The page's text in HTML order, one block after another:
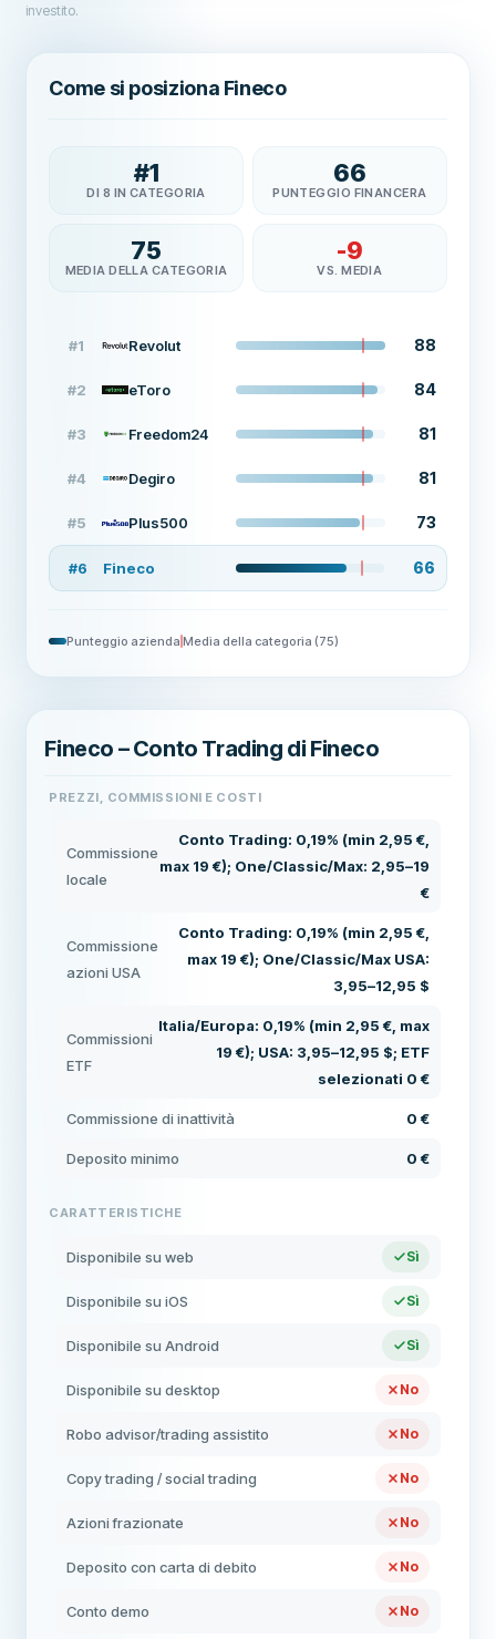
investito.
Come si posiziona Fineco
#1
DI 8 IN CATEGORIA
66
PUNTEGGIO FINANCERA
75
MEDIA DELLA CATEGORIA
-9
VS. MEDIA
#1 Revolut 88
#2 eToro 84
#3 Freedom24 81
#4 Degiro 81
#5 Plus500 73
#6 Fineco 66
Punteggio azienda Media della categoria (75)
Fineco – Conto Trading di Fineco
PREZZI, COMMISSIONI E COSTI
Commissione
locale
Conto Trading: 0,19% (min 2,95 €,
max 19 €); One/Classic/Max: 2,95–19
€
Commissione
azioni USA
Conto Trading: 0,19% (min 2,95 €,
max 19 €); One/Classic/Max USA:
3,95–12,95 $
Commissioni
ETF
Italia/Europa: 0,19% (min 2,95 €, max
19 €); USA: 3,95–12,95 $; ETF
selezionati 0 €
Commissione di inattività 0 €
Deposito minimo 0 €
CARATTERISTICHE
Disponibile su web Sì
Disponibile su iOS Sì
Disponibile su Android Sì
Disponibile su desktop No
Robo advisor/trading assistito No
Copy trading / social trading No
Azioni frazionate No
Deposito con carta di debito No
Conto demo No